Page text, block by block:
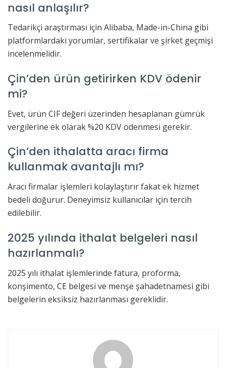
nasıl anlaşılır?
Tedarikçi araştırması için Alibaba, Made-in-China gibi
platformlardaki yorumlar, sertifikalar ve şirket geçmişi
incelenmelidir.
Çin’den ürün getirirken KDV ödenir
mi?
Evet, ürün CIF değeri üzerinden hesaplanan gümrük
vergilerine ek olarak %20 KDV ödenmesi gerekir.
Çin’den ithalatta aracı firma
kullanmak avantajlı mı?
Aracı firmalar işlemleri kolaylaştırır fakat ek hizmet
bedeli doğurur. Deneyimsiz kullanıcılar için tercih
edilebilir.
2025 yılında ithalat belgeleri nasıl
hazırlanmalı?
2025 yılı ithalat işlemlerinde fatura, proforma,
konşimento, CE belgesi ve menşe şahadetnamesi gibi
belgelerin eksiksiz hazırlanması gereklidir.